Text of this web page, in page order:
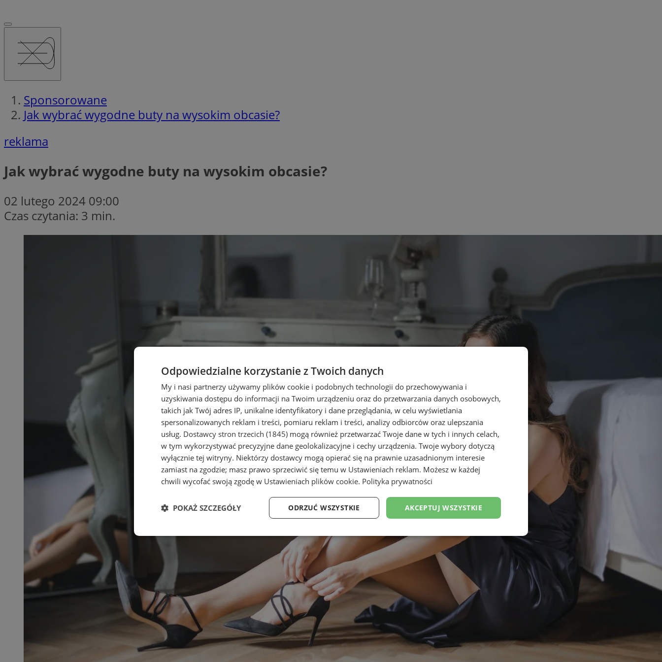
Sponsorowane
Jak wybrać wygodne buty na wysokim obcasie?
reklama
Jak wybrać wygodne buty na wysokim obcasie?
02 lutego 2024 09:00
Czas czytania: 3 min.
Odpowiedzialne korzystanie z Twoich danych
My i nasi partnerzy używamy plików cookie i podobnych technologii do przechowywania i
uzyskiwania dostępu do informacji na Twoim urządzeniu oraz do przetwarzania danych osobowych,
takich jak Twój adres IP, unikalne identyfikatory i dane przeglądania, w celu wyświetlania
spersonalizowanych reklam i treści, pomiaru reklam i treści, analizy odbiorców oraz ulepszania
usług. Dostawcy stron trzecich (1845) mogą również przetwarzać Twoje dane w tych i innych celach,
w tym wykorzystywać precyzyjne dane geolokalizacyjne i cechy urządzenia. Twoje wybory dotyczą
wyłącznie tej witryny. Niektórzy dostawcy mogą opierać się na prawnie uzasadnionym interesie
zamiast na zgodzie; masz prawo sprzeciwić się temu w Ustawieniach reklam. Możesz w każdej
chwili wycofać swoją zgodę w Ustawieniach plików cookie. Polityka prywatności
AKCEPTUJ WSZYSTKIE
ODRZUĆ WSZYSTKIE
POKAŻ SZCZEGÓŁY
Niezbędne Wydajność Targetowanie Funkcjonalność Niesklasyfikowane
Niezbędne Wydajność Targetowanie Funkcjonalność Niesklasyfikowane
Niezbędne pliki cookie umożliwiają korzystanie z podstawowych funkcji strony internetowej, takich jak logowanie użytkownika i
zarządzanie kontem. Bez niezbędnych plików cookie nie można prawidłowo korzystać ze strony internetowej.
Provider/Domena
Okres
przechowywania